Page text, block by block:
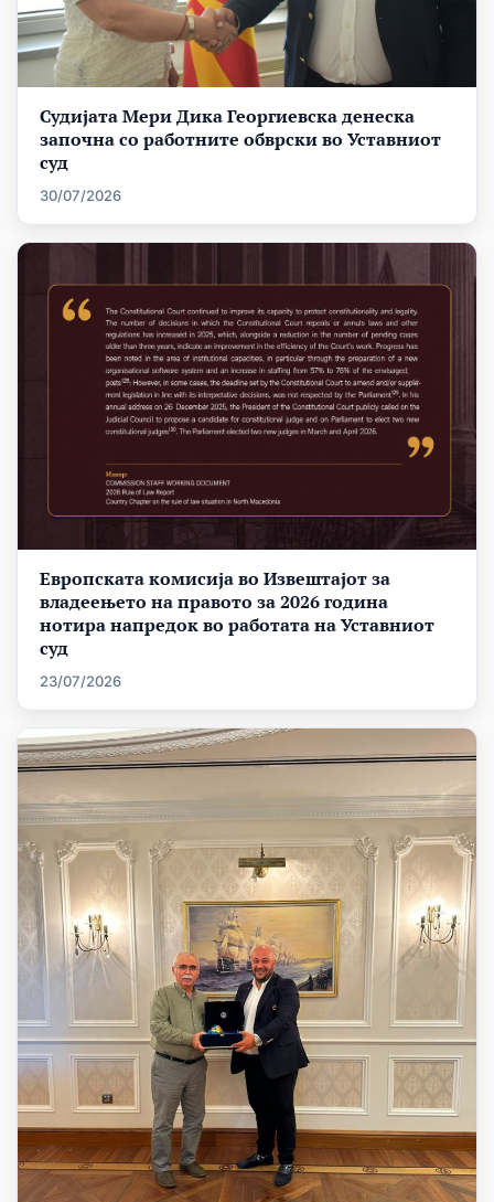
Судијата Мери Дика Георгиевска денеска
започна со работните обврски во Уставниот
суд
30/07/2026
Европската комисија во Извештајот за
владеењето на правото за 2026 година
нотира напредок во работата на Уставниот
суд
23/07/2026